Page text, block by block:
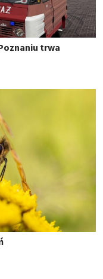
trwa